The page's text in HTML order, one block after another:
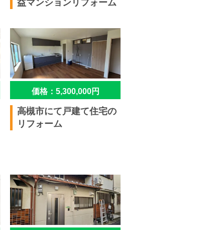
益マンションリフォーム
価格：5,300,000円
高槻市にて戸建て住宅の
リフォーム